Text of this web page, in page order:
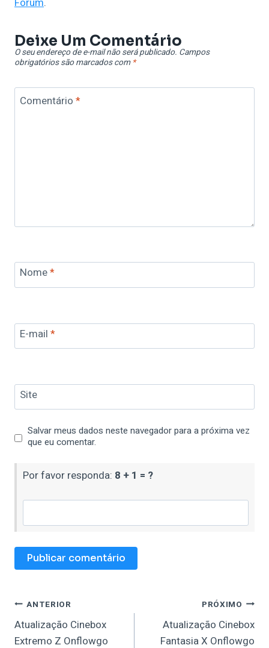
Deixe Um Comentário
O seu endereço de e-mail não será publicado. Campos
obrigatórios são marcados com *
Comentário *
Nome*
E-mail *
Site
Salvar meus dados neste navegador para a próxima vez
que eu comentar.
Por favor responda: 8 + 1 = ?
Navegação
De
ANTERIOR
Atualização Cinebox
Extremo Z Onflowgo
PRÓXIMO
Atualização Cinebox
Fantasia X Onflowgo